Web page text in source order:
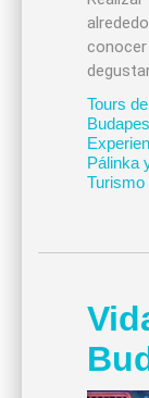
conocer
Tours
Pálinka
Turismo